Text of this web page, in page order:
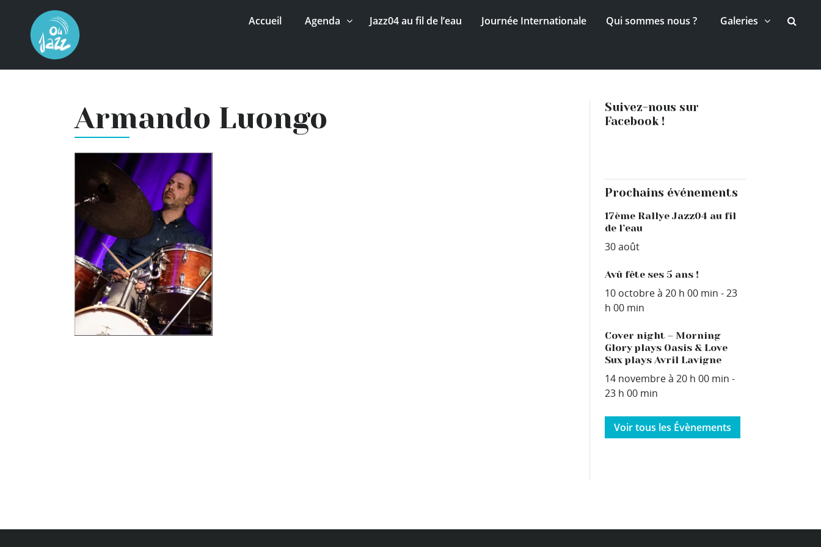
Accueil Agenda Jazz04 au fil de l’eau Journée Internationale Qui sommes nous ? Galeries
Armando Luongo
Suivez-nous sur
Facebook !
Prochains événements
17ème Rallye Jazz04 au fil
de l’eau
30 août
Avû fête ses 5 ans !
10 octobre à 20 h 00 min -23
h 00 min
Cover night – Morning
Glory plays Oasis & Love
Sux plays Avril Lavigne
14 novembre à 20 h 00 min -
23 h 00 min
Voir tous les Évènements